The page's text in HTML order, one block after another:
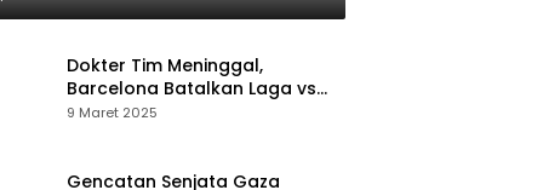
Dokter Tim Meninggal,
Barcelona Batalkan Laga vs
Osasuna
9 Maret 2025
Gencatan Senjata Gaza